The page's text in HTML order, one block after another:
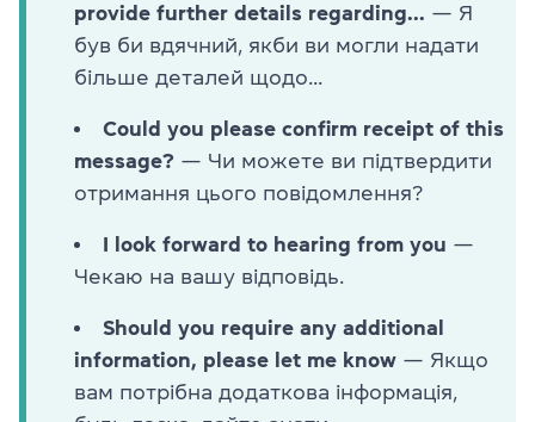
provide further details regarding... — Я
був би вдячний, якби ви могли надати
більше деталей щодо...
Could you please confirm receipt of this
message? — Чи можете ви підтвердити
отримання цього повідомлення?
I look forward to hearing from you —
Чекаю на вашу відповідь.
Should you require any additional
information, please let me know — Якщо
вам потрібна додаткова інформація,